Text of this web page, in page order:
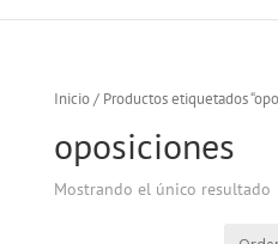
Inicio/ Productos etiquetados
oposiciones
Mostrando el único resultado